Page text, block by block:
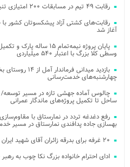
رقابت ۴۹ تیم در مسابقات ۲۰۰ امتیازی تنیس ساحلی کشور در مازندران
آغاز شد
وسطی کلا بزرگ با اعتبار ۵۴۰ میلیاردی
بازدید میدانی
چهارشنبه‌های خدمت‌رسانی
ساحل تا تکمیل پروژه‌های ماندگار عمرانی
رفع دغدغه تردد در نمارستاق با
بهسازی جاده پدافندی نمارستاق در مسیر
۲۰ غرفه برای بدرقه زائران آقای شهید ایران در مسیر طریق الرضا برپا شد
ادای احترام خانواده بزرگ نکا چوب به